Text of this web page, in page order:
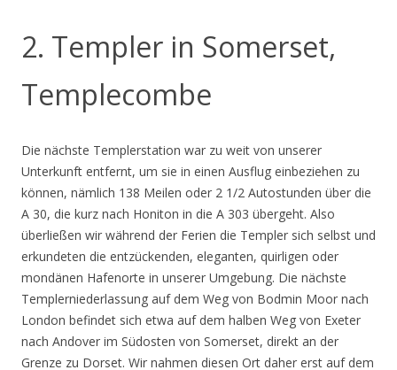
2. Templer in Somerset,
Templecombe
Die nächste Templerstation war zu weit von unserer
Unterkunft entfernt, um sie in einen Ausflug einbeziehen zu
können, nämlich 138 Meilen oder 2 1/2 Autostunden über die
A 30, die kurz nach Honiton in die A 303 übergeht. Also
überließen wir während der Ferien die Templer sich selbst und
erkundeten die entzückenden, eleganten, quirligen oder
mondänen Hafenorte in unserer Umgebung. Die nächste
Templerniederlassung auf dem Weg von Bodmin Moor nach
London befindet sich etwa auf dem halben Weg von Exeter
nach Andover im Südosten von Somerset, direkt an der
Grenze zu Dorset. Wir nahmen diesen Ort daher erst auf dem